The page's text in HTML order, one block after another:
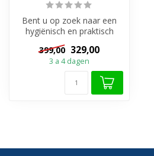
Bent u op zoek naar een
hygiënisch en praktisch
toiletset dat in elke budget
pas...
399,00 329,00
3 a 4 dagen